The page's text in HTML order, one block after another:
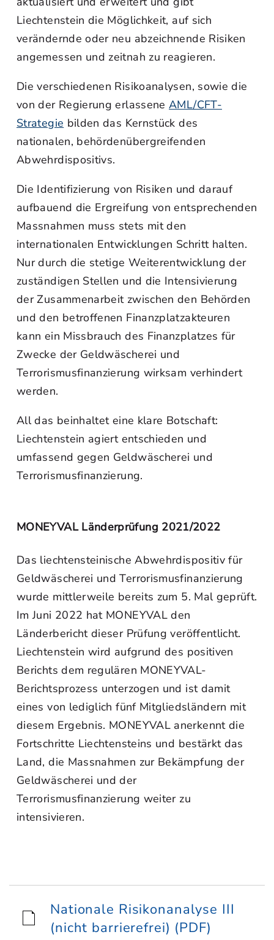
Liechtenstein die Möglichkeit, auf sich
verändernde oder neu abzeichnende Risiken
angemessen und zeitnah zu reagieren.
Die verschiedenen Risikoanalysen, sowie die
von der Regierung erlasseneAML/CFT-
Strategie bilden das Kernstück des
nationalen, behördenübergreifenden
Abwehrdispositivs.
Die Identifizierung von Risiken und darauf
aufbauend die Ergreifung von entsprechenden
Massnahmen muss stets mit den
internationalen Entwicklungen Schritt halten.
Nur durch die stetige Weiterentwicklung der
zuständigen Stellen und die Intensivierung
der Zusammenarbeit zwischen den Behörden
und den betroffenen Finanzplatzakteuren
kann ein Missbrauch des Finanzplatzes für
Zwecke der Geldwäscherei und
Terrorismusfinanzierung wirksam verhindert
werden.
All das beinhaltet eine klare Botschaft:
Liechtenstein agiert entschieden und
umfassend gegen Geldwäscherei und
Terrorismusfinanzierung.
MONEYVAL Länderprüfung 2021/2022
Das liechtensteinische Abwehrdispositiv für
Geldwäscherei und Terrorismusfinanzierung
wurde mittlerweile bereits zum 5. Mal geprüft.
Im Juni 2022 hat MONEYVAL den
Länderbericht dieser Prüfung veröffentlicht.
Liechtenstein wird aufgrund des positiven
Berichts dem regulären MONEYVAL-
Berichtsprozess unterzogen und ist damit
eines von lediglich fünf Mitgliedsländern mit
diesem Ergebnis. MONEYVAL anerkennt die
Fortschritte Liechtensteins und bestärkt das
Land, die Massnahmen zur Bekämpfung der
Geldwäscherei und der
Terrorismusfinanzierung weiter zu
intensivieren.
Nationale Risikonanalyse III
(nicht barrierefrei) (PDF)